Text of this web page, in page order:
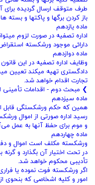
طرف متوقف ارسال گردیده برای
باز کردن برگها و پاکتها و بسته‌
ماده یازدهم
اداره تصفیه در صورت لزوم
دارائی موجود ورشکسته
ماده دوازدهم
وظایف اداره تصفیه در این
دادگستری تهیه میکند تعیین
تجارت اقدام خواهد شد.
❯ مبحث دوم - اقدامات تأمینی
ماده سیزدهم
همین که حکم ورشکستگی قابل
رسید اداره صورتی از اموال
و موم برای حفظ آنها به عمل
ماده چهاردهم
ورشکسته مکلف است اموال و
در تحت اختیار آن بگذارد و
تأدیبی محکوم خواهد شد.
اگر ورشکسته فوت نموده یا
امور و کلیه اشخاصی که بنحوی